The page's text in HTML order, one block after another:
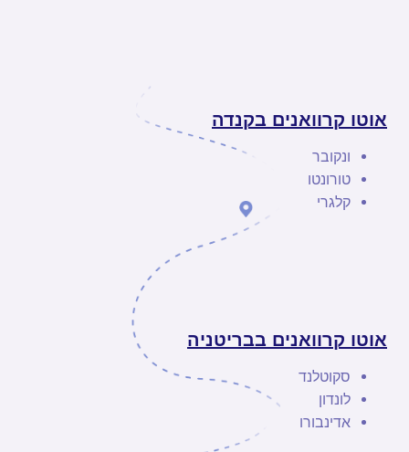
אוטו קרוואנים בקנדה
ונקובר
טורונטו
קלגרי
אוטו קרוואנים בבריטניה
סקוטלנד
לונדון
אדינבורו